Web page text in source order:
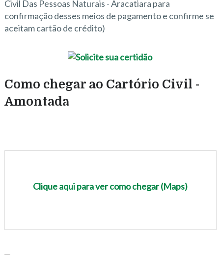
Civil Das Pessoas Naturais - Aracatiara para
confirmação desses meios de pagamento e confirme se
aceitam cartão de crédito)
Como chegar ao Cartório Civil -
Amontada
Clique aqui para ver como chegar (Maps)